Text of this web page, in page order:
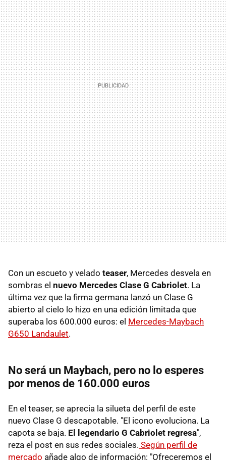
Con un escueto y velado teaser, Mercedes desvela en
sombras el nuevo Mercedes Clase G Cabriolet. La
última vez que la firma germana lanzó un Clase G
abierto al cielo lo hizo en una edición limitada que
superaba los 600.000 euros: el Mercedes-Maybach
G650 Landaulet.
No será un Maybach, pero no lo esperes
por menos de 160.000 euros
En el teaser, se aprecia la silueta del perfil de este
nuevo Clase G descapotable. "El icono evoluciona. La
capota se baja. El legendario G Cabriolet regresa",
reza el post en sus redes sociales. Según perfil de
mercado añade algo de información: "Ofreceremos el